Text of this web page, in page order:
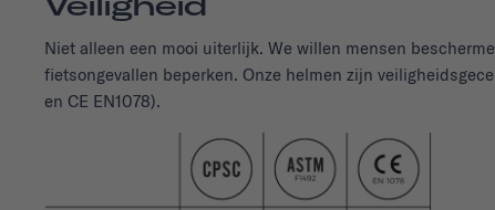
Niet alleen een mooi uiterlijk. We willen mensen
fietsongevallen beperken. Onze helmen zijn
en CE EN1078).